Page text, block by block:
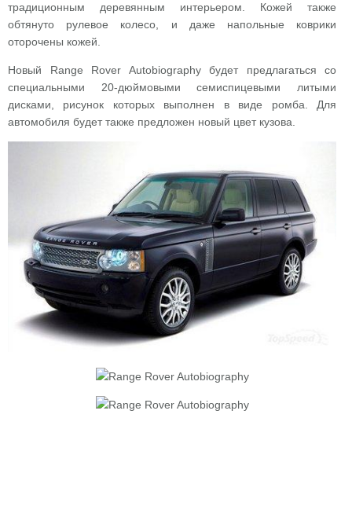
традиционным деревянным интерьером. Кожей также
обтянуто рулевое колесо, и даже напольные коврики
оторочены кожей.
Новый Range Rover Autobiography будет предлагаться со
специальными 20-дюймовыми семиспицевыми литыми
дисками, рисунок которых выполнен в виде ромба. Для
автомобиля будет также предложен новый цвет кузова.